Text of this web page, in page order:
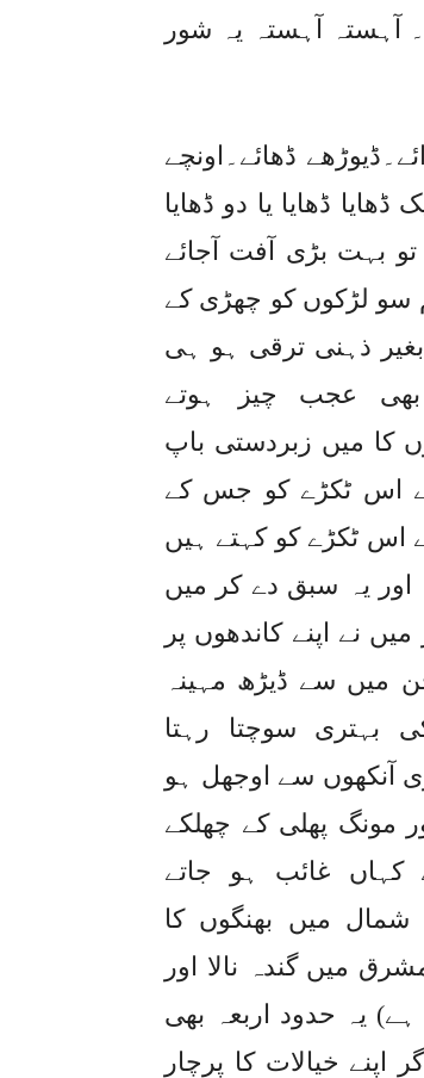
آہستہ آہستہ یہ شور
ڈھائے۔اونچے
ڈھایا یا دو ڈھایا
بہت بڑی آفت آجائے
سو لڑکوں کو چھڑی کے
ذہنی ترقی ہو ہی
بھی عجب چیز ہوتے
کا میں زبردستی باپ
کے اس ٹکڑے کو جس کے
اس ٹکڑے کو کہتے ہیں
یہ سبق دے کر میں
نے اپنے کاندھوں پر
میں سے ڈیڑھ مہینہ
بہتری سوچتا رہتا
آنکھوں سے اوجھل ہو
مونگ پھلی کے چھلکے
غائب ہو جاتے
شمال میں بھنگوں کا
میں گندہ نالا اور
یہ حدود اربعہ بھی
خیالات کا پرچار